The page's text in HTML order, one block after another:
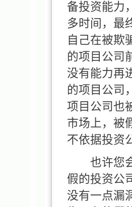
备投资能力
多时间，最
自己在被欺
的项目公司
没有能力再
的项目公司
项目公司也
市场上，被
不依据投资
也许您会
假的投资公
没有一点漏